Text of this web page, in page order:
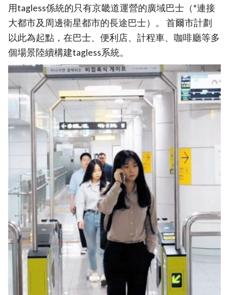
用tagless係統的只有京畿道運營的廣域巴士（*連接
大都市及周邊衛星都市的長途巴士）。 首爾市計劃
以此為起點，在巴士、便利店、計程車、咖啡廳等多
個場景陸續構建tagless系統。